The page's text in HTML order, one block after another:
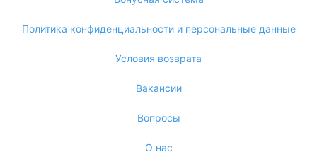
Политика конфиденциальности и персональные данные
Условия возврата
Вакансии
Вопросы
О нас